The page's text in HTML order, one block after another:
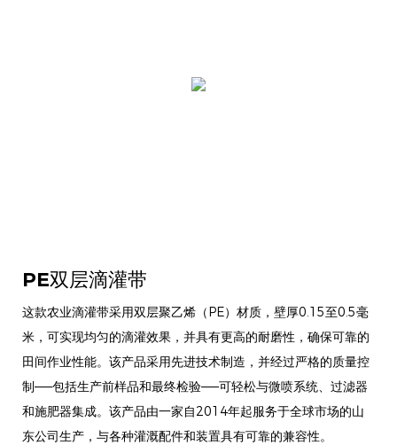
PE双层滴灌带
这款农业滴灌带采用双层聚乙烯（PE）材质，壁厚0.15至0.5毫
米，可实现均匀的滴灌效果，并具有更高的耐磨性，确保可靠的
田间作业性能。该产品采用先进技术制造，并经过严格的质量控
制——包括生产前样品和最终检验——可轻松与微喷系统、过滤器
和施肥器集成。该产品由一家自2014年起服务于全球市场的山
东公司生产，与各种灌溉配件和装置具有可靠的兼容性。